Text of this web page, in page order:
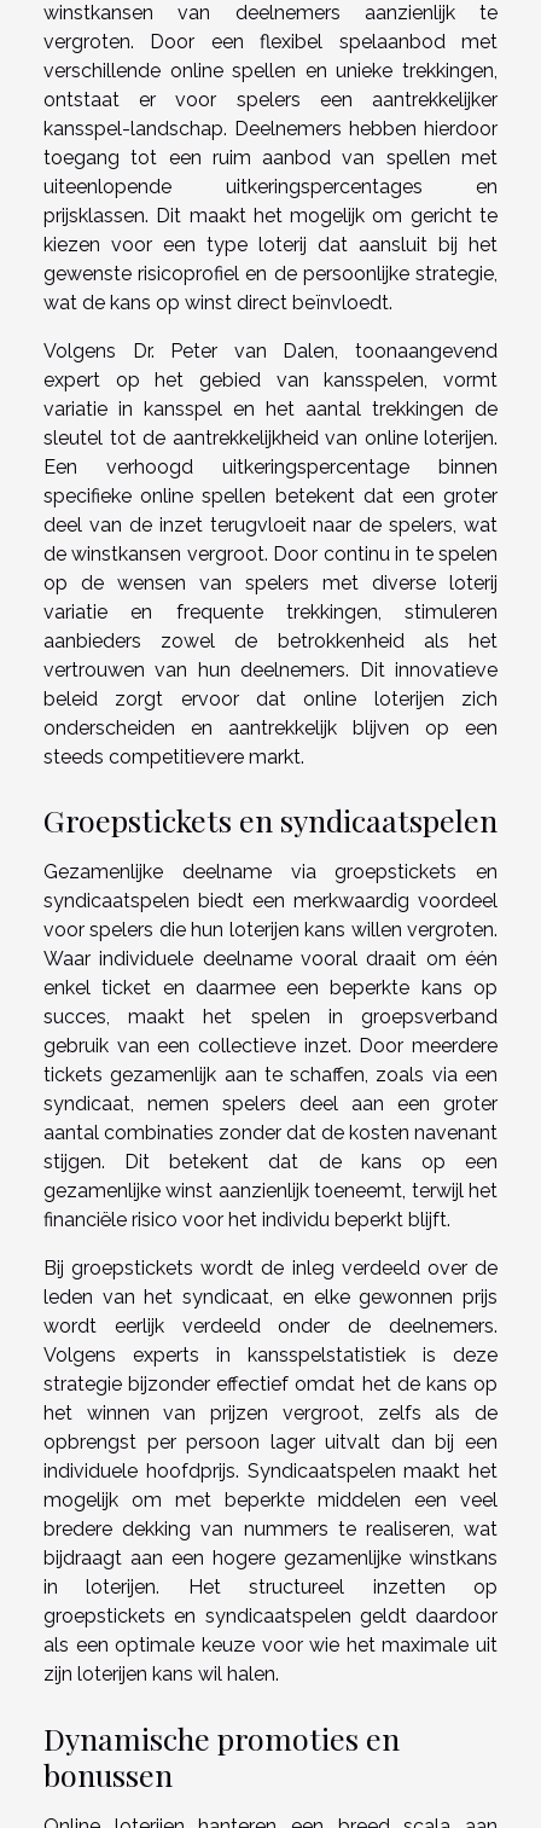
winstkansen van deelnemers aanzienlijk te
vergroten. Door een flexibel spelaanbod met
verschillende online spellen en unieke trekkingen,
ontstaat er voor spelers een aantrekkelijker
kansspel-landschap. Deelnemers hebben hierdoor
toegang tot een ruim aanbod van spellen met
uiteenlopende uitkeringspercentages en
prijsklassen. Dit maakt het mogelijk om gericht te
kiezen voor een type loterij dat aansluit bij het
gewenste risicoprofiel en de persoonlijke strategie,
wat de kans op winst direct beïnvloedt.
Volgens Dr. Peter van Dalen, toonaangevend
expert op het gebied van kansspelen, vormt
variatie in kansspel en het aantal trekkingen de
sleutel tot de aantrekkelijkheid van online loterijen.
Een verhoogd uitkeringspercentage binnen
specifieke online spellen betekent dat een groter
deel van de inzet terugvloeit naar de spelers, wat
de winstkansen vergroot. Door continu in te spelen
op de wensen van spelers met diverse loterij
variatie en frequente trekkingen, stimuleren
aanbieders zowel de betrokkenheid als het
vertrouwen van hun deelnemers. Dit innovatieve
beleid zorgt ervoor dat online loterijen zich
onderscheiden en aantrekkelijk blijven op een
steeds competitievere markt.
Groepstickets en syndicaatspelen
Gezamenlijke deelname via groepstickets en
syndicaatspelen biedt een merkwaardig voordeel
voor spelers die hun loterijen kans willen vergroten.
Waar individuele deelname vooral draait om één
enkel ticket en daarmee een beperkte kans op
succes, maakt het spelen in groepsverband
gebruik van een collectieve inzet. Door meerdere
tickets gezamenlijk aan te schaffen, zoals via een
syndicaat, nemen spelers deel aan een groter
aantal combinaties zonder dat de kosten navenant
stijgen. Dit betekent dat de kans op een
gezamenlijke winst aanzienlijk toeneemt, terwijl het
financiële risico voor het individu beperkt blijft.
Bij groepstickets wordt de inleg verdeeld over de
leden van het syndicaat, en elke gewonnen prijs
wordt eerlijk verdeeld onder de deelnemers.
Volgens experts in kansspelstatistiek is deze
strategie bijzonder effectief omdat het de kans op
het winnen van prijzen vergroot, zelfs als de
opbrengst per persoon lager uitvalt dan bij een
individuele hoofdprijs. Syndicaatspelen maakt het
mogelijk om met beperkte middelen een veel
bredere dekking van nummers te realiseren, wat
bijdraagt aan een hogere gezamenlijke winstkans
in loterijen. Het structureel inzetten op
groepstickets en syndicaatspelen geldt daardoor
als een optimale keuze voor wie het maximale uit
zijn loterijen kans wil halen.
Dynamische promoties en
bonussen